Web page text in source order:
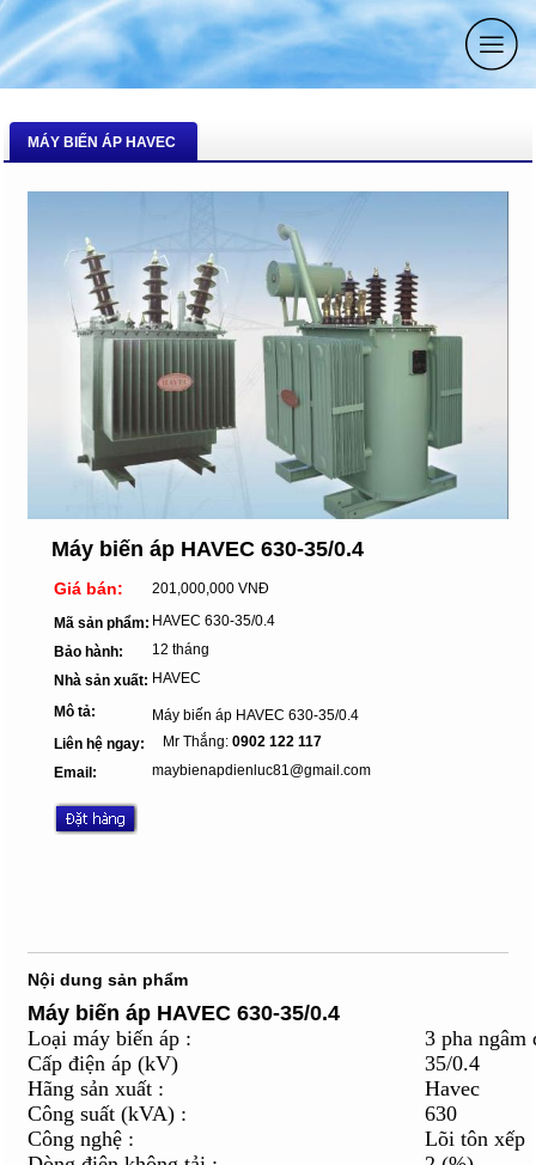
MÁY BIẾN ÁP HAVEC
Máy biến áp HAVEC 630-35/0.4
Giá bán: 201,000,000 VNĐ
Mã sản phẩm: HAVEC 630-35/0.4
Bảo hành:
12 tháng
Nhà sản xuất: HAVEC
Mô tả:
Máy biến áp HAVEC 630-35/0.4
Liên hệ ngay:
Mr Thắng: 0902 122 117
Email:
maybienapdienluc81@gmail.com
Nội dung sản phẩm
Máy biến áp HAVEC 630-35/0.4
Loại máy biến áp :
3 pha ngâm
Cấp điện áp (kV)
35/0.4
Hãng sản xuất :
Havec
Công suất (kVA) :
630
Công nghệ :
Lõi tôn xếp